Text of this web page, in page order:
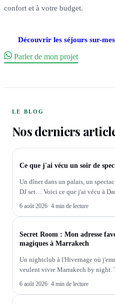
confort et à votre budget.
Découvrir les séjours sur-
Parler de mon projet
LE BLOG
Nos derniers
Ce que j'ai vécu un soir de
Un dîner dans un palais, un
DJ set… Voici ce que j'ai vécu à
6 août 2026· 4 min de lecture
Secret Room : Mon adresse
magiques à Marrakech
Un nightclub à l'Hivernage où
veulent vivre Marrakech by night.
6 août 2026· 4 min de lecture